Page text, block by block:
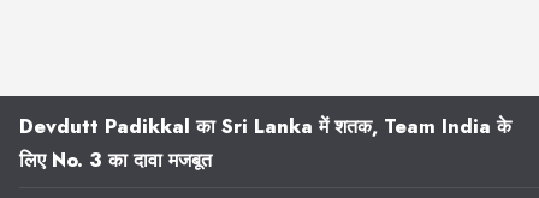
Devdutt Padikkal का Sri Lanka में शतक, Team India के
लिए No. 3 का दावा मजबूत